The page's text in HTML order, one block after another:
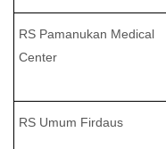
RS Pamanukan Medical
Center
RS Umum Firdaus